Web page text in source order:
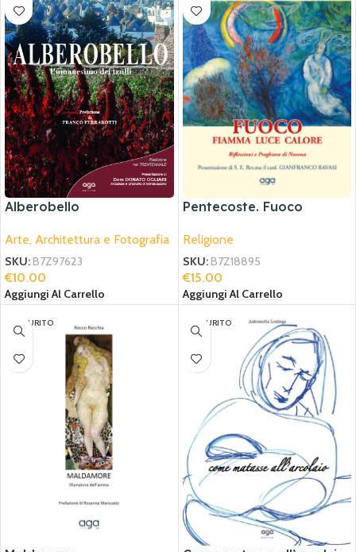
Alberobello
Arte, Architettura e Fotografia
SKU: B7Z97623
€10.00
Aggiungi Al Carrello
Pentecoste. Fuoco
Religione
SKU: B7Z18895
€15.00
Aggiungi Al Carrello
ESAURITO ESAURITO